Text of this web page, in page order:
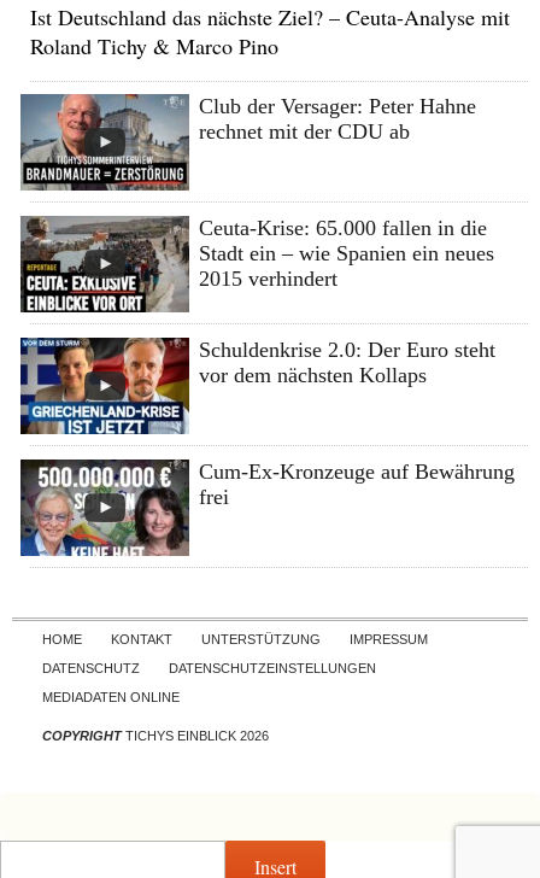
Ist Deutschland das nächste Ziel? – Ceuta-Analyse mit
Roland Tichy & Marco Pino
Club der Versager: Peter Hahne
rechnet mit der CDU ab
Ceuta-Krise: 65.000 fallen in die
Stadt ein – wie Spanien ein neues
2015 verhindert
Schuldenkrise 2.0: Der Euro steht
vor dem nächsten Kollaps
Cum-Ex-Kronzeuge auf Bewährung
frei
Skip to content
HOME KONTAKT UNTERSTÜTZUNG
IMPRESSUM
DATENSCHUTZ
DATENSCHUTZEINSTELLUNGEN
MEDIADATEN ONLINE
COPYRIGHTTICHYS EINBLICK 2026
Insert